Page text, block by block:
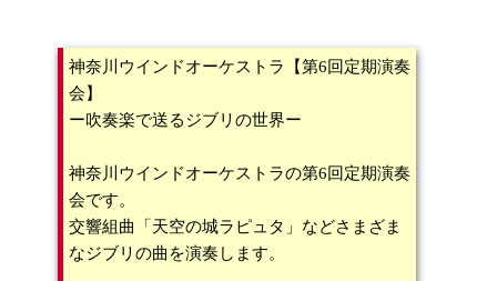
神奈川ウインドオーケストラ【第6回定期演奏
会】
ー吹奏楽で送るジブリの世界ー
神奈川ウインドオーケストラの第6回定期演奏
会です。
交響組曲「天空の城ラピュタ」などさまざま
なジブリの曲を演奏します。